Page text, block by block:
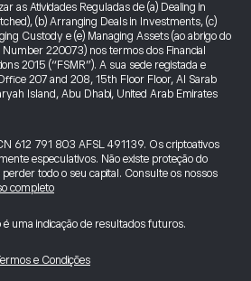
as Atividades Reguladas de (a) Dealing in
(b) Arranging Deals in Investments, (c)
Custody e (e) Managing Assets (ao abrigo do
Number 220073) nos termos dos Financial
2015 (“FSMR”). A sua sede registada e
207 and 208, 15th Floor Floor, Al Sarab
Island, Abu Dhabi, United Arab Emirates
612 791 803 AFSL 491139. Os criptoativos
especulativos. Não existe proteção do
todo o seu capital. Consulte os nossos
completo
uma indicação de resultados futuros.
e Condições